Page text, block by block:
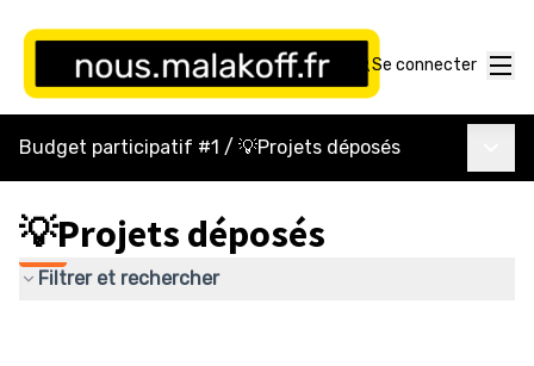
Se connecter
Budget participatif #1 / 💡Projets déposés
💡Projets déposés
Filtrer et rechercher